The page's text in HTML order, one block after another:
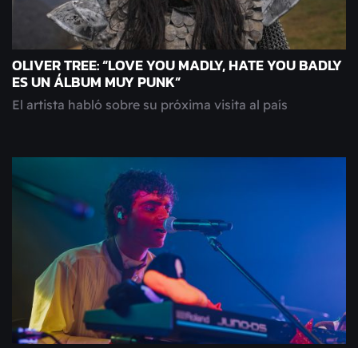
OLIVER TREE: “LOVE YOU MADLY, HATE YOU BADLY
ES UN ÁLBUM MUY PUNK”
El artista habló sobre su próxima visita al país